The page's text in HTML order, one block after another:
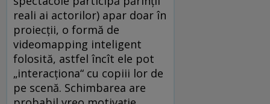
reali ai actorilor) apar doar în
proiecţii, o formă de
videomapping inteligent
folosită, astfel încît ele pot
„interacţiona“ cu copiii lor de
pe scenă. Schimbarea are